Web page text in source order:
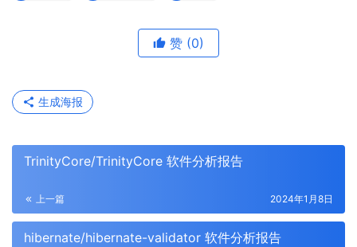
赞 (0)
生成海报
TrinityCore/TrinityCore 软件分析报告
上一篇 2024年1月8日
hibernate/hibernate-validator 软件分析报告